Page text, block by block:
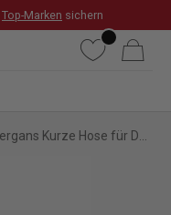
Top-Marken sichern
WunschlisteWarenkorb